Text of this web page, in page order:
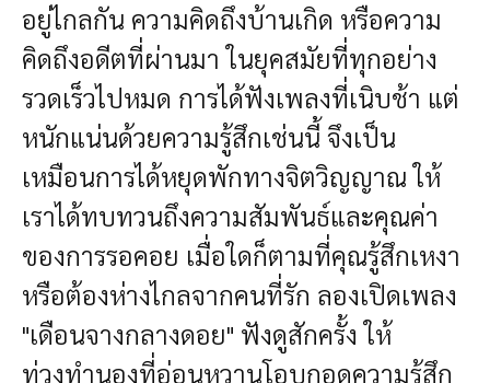
อยู่ไกลกัน ความคิดถึงบ้านเกิด หรือความ
คิดถึงอดีตที่ผ่านมาในยุคสมัยที่ทุกอย่าง
รวดเร็วไปหมด การได้ฟังเพลงที่เนิบช้า แต่
หนักแน่นด้วยความรู้สึกเช่นนี้ จึงเป็น
เหมือนการได้หยุดพักทางจิตวิญญาณ ให้
เราได้ทบทวนถึงความสัมพันธ์และคุณค่า
ของการรอคอย เมื่อใดก็ตามที่คุณรู้สึกเหงา
หรือต้องห่างไกลจากคนที่รัก ลองเปิดเพลง
"เดือนจางกลางดอย" ฟังดูสักครั้ง ให้
ท่วงทำนองที่อ่อนหวานโอบกอดความรู้สึก